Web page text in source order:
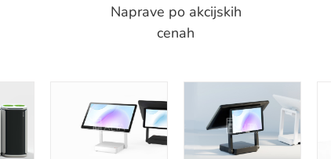
Naprave po akcijskih
cenah
DETAILS DETAILS